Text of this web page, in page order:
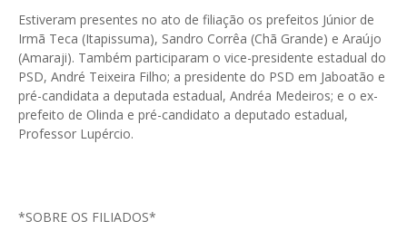
Estiveram presentes no ato de filiação os prefeitos Júnior de
Irmã Teca (Itapissuma), Sandro Corrêa (Chã Grande) e Araújo
(Amaraji). Também participaram o vice-presidente estadual do
PSD, André Teixeira Filho; a presidente do PSD em Jaboatão e
pré-candidata a deputada estadual, Andréa Medeiros; e o ex-
prefeito de Olinda e pré-candidato a deputado estadual,
Professor Lupércio.
*SOBRE OS FILIADOS*